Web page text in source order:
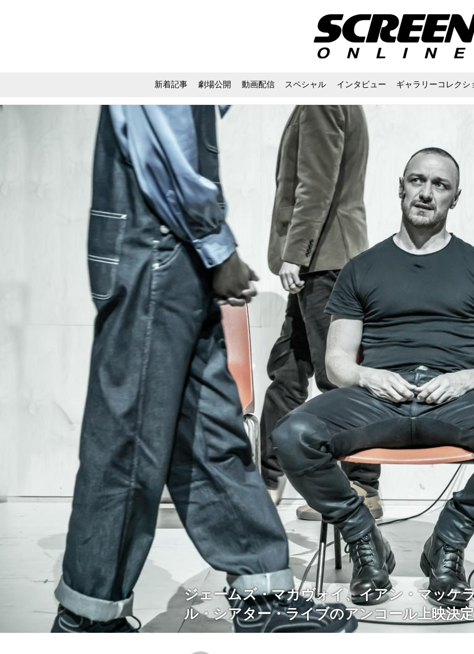
新着記事 劇場公開 動画配信 スペシャル インタビュー ギャラリーコレクシ
ジェームズ・マカヴォイ、イアン・マッ
ル・シアター・ライブのアンコール上映決